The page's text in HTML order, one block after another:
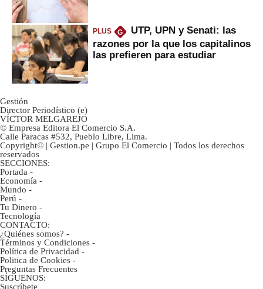
PLUS G
UTP, UPN y Senati: las
razones por la que los capitalinos
las prefieren para estudiar
Gestión
Director Periodístico (e)
VÍCTOR MELGAREJO
© Empresa Editora El Comercio S.A.
Calle Paracas #532, Pueblo Libre, Lima.
Copyright© | Gestion.pe | Grupo El Comercio | Todos los derechos
reservados
SECCIONES:
Portada -
Economía -
Mundo -
Perú -
Tu Dinero -
Tecnología
CONTACTO:
¿Quiénes somos? -
Términos y Condiciones -
Política de Privacidad -
Politica de Cookies -
Preguntas Frecuentes
SÍGUENOS:
Suscríbete